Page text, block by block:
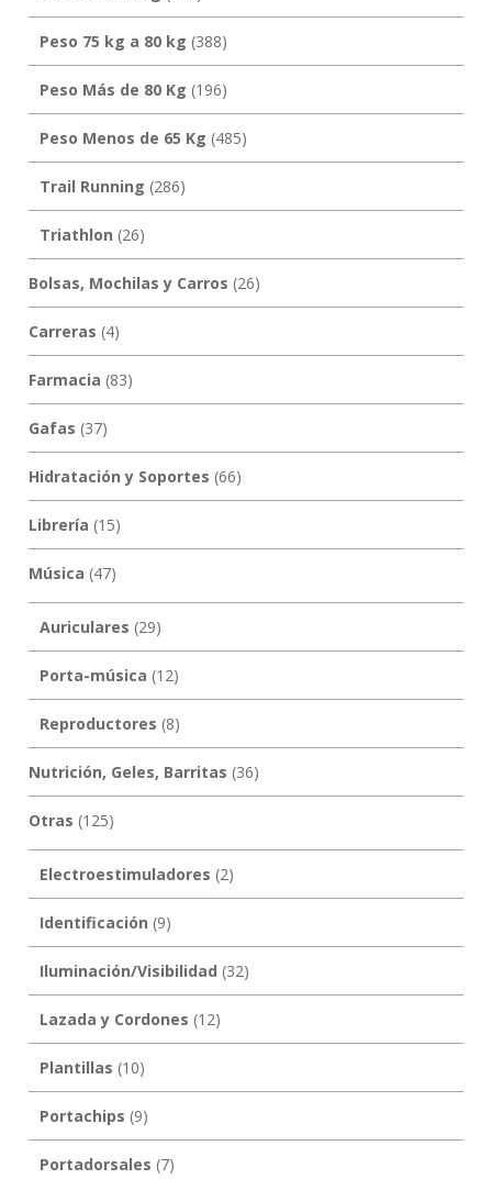
Peso 75 kg a 80 kg (388)
Peso Más de 80 Kg (196)
Peso Menos de 65 Kg (485)
Trail Running (286)
Triathlon (26)
Bolsas, Mochilas y Carros (26)
Carreras (4)
Farmacia (83)
Gafas (37)
Hidratación y Soportes (66)
Librería (15)
Música (47)
Auriculares (29)
Porta-música (12)
Reproductores (8)
Nutrición, Geles, Barritas (36)
Otras (125)
Electroestimuladores (2)
Identificación (9)
Iluminación/Visibilidad (32)
Lazada y Cordones (12)
Plantillas (10)
Portachips (9)
Portadorsales (7)